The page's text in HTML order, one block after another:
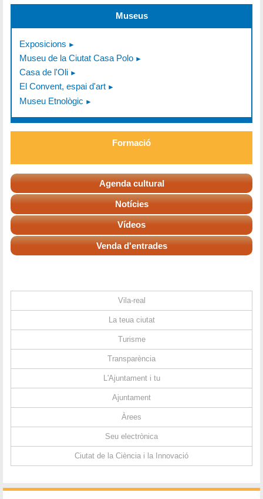
Museus
Exposicions
Museu de la Ciutat Casa Polo
Casa de l'Oli
El Convent, espai d'art
Museu Etnològic
Formació
Agenda cultural
Notícies
Vídeos
Venda d'entrades
Vila-real
La teua ciutat
Turisme
Transparència
L'Ajuntament i tu
Ajuntament
Àrees
Seu electrònica
Ciutat de la Ciència i la Innovació